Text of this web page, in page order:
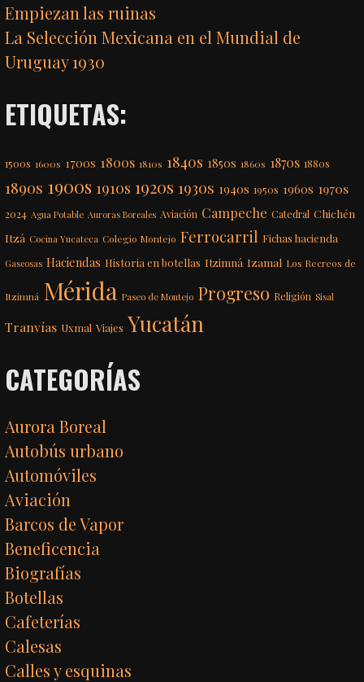
Empiezan las ruinas
La Selección Mexicana en el Mundial de
Uruguay 1930
ETIQUETAS:
1500s 1600s 1700s 1800s 1810s 1840s 1850s 1860s 1870s 1880s
1890s 1900s 1910s 1920s 1930s 1940s 1950s 1960s 1970s
2024 Agua Potable Auroras Boreales Aviación Campeche Catedral Chichén
Itzá Cocina Yucateca Colegio Montejo Ferrocarril Fichas hacienda
Gaseosas Haciendas Historia en botellas Itzimná Izamal Los Recreos de
Itzimná Mérida Paseo de Montejo Progreso Religión Sisal
Tranvías Uxmal Viajes Yucatán
CATEGORÍAS
Aurora Boreal
Autobús urbano
Automóviles
Aviación
Barcos de Vapor
Beneficencia
Biografías
Botellas
Cafeterías
Calesas
Calles y esquinas